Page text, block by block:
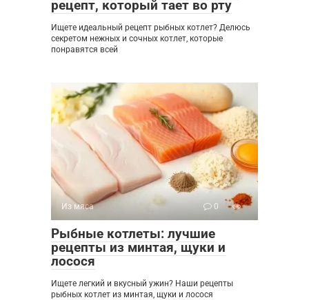
рецепт, который тает во рту
Ищете идеальный рецепт рыбных котлет? Делюсь
секретом нежных и сочных котлет, которые
понравятся всей
Из мяса 0
Рыбные котлеты: лучшие
рецепты из минтая, щуки и
лосося
Ищете легкий и вкусный ужин? Наши рецепты
рыбных котлет из минтая, щуки и лосося